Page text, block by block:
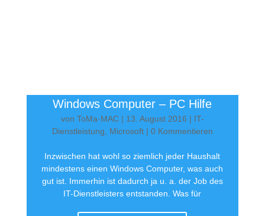
Windows Computer – PC Hilfe
von ToMa·MAC| 13. August 2016 | IT-
Dienstleistung, Microsoft| 0 Kommentieren
Inzwischen hat wohl so ziemlich jeder Haushalt
mindestens einen Windows Computer, was auch
gut ist. Immerhin ist dadurch ja u. a. der Job des
IT-Dienstleisters entstanden. Was für